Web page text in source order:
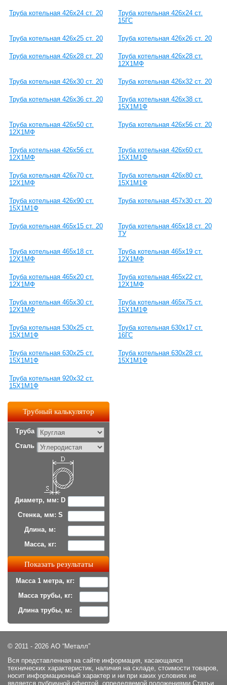
Труба котельная 426х24 ст. 20
Труба котельная 426х24 ст.
15ГС
Труба котельная 426х25 ст. 20 Труба котельная 426х26 ст. 20
Труба котельная 426х28 ст. 20
Труба котельная 426х28 ст.
12Х1МФ
Труба котельная 426х30 ст. 20 Труба котельная 426х32 ст. 20
Труба котельная 426х36 ст. 20
Труба котельная 426х38 ст.
15Х1М1Ф
Труба котельная 426х50 ст.
12Х1МФ
Труба котельная 426х56 ст. 20
Труба котельная 426х56 ст.
12Х1МФ
Труба котельная 426х60 ст.
15Х1М1Ф
Труба котельная 426х70 ст.
12Х1МФ
Труба котельная 426х80 ст.
15Х1М1Ф
Труба котельная 426х90 ст.
15Х1М1Ф
Труба котельная 457х30 ст. 20
Труба котельная 465х15 ст. 20
Труба котельная 465х18 ст. 20
ТУ
Труба котельная 465х18 ст.
12Х1МФ
Труба котельная 465х19 ст.
12Х1МФ
Труба котельная 465х20 ст.
12Х1МФ
Труба котельная 465х22 ст.
12Х1МФ
Труба котельная 465х30 ст.
12Х1МФ
Труба котельная 465х75 ст.
15Х1М1Ф
Труба котельная 530х25 ст.
15Х1М1Ф
Труба котельная 630х17 ст.
16ГС
Труба котельная 630х25 ст.
15Х1М1Ф
Труба котельная 630х28 ст.
15Х1М1Ф
Труба котельная 920х32 ст.
15Х1М1Ф
Трубный калькулятор
Труба
Сталь
Диаметр, мм: D
Стенка, мм: S
Длина, м:
Масса, кг:
Масса 1 метра, кг:
Масса трубы, кг:
Длина трубы, м:
© 2011 - 2026 АО “Металл”
Вся представленная на сайте информация, касающаяся
технических характеристик, наличия на складе, стоимости товаров,
носит информационный характер и ни при каких условиях не
является публичной офертой, определяемой положениями Статьи